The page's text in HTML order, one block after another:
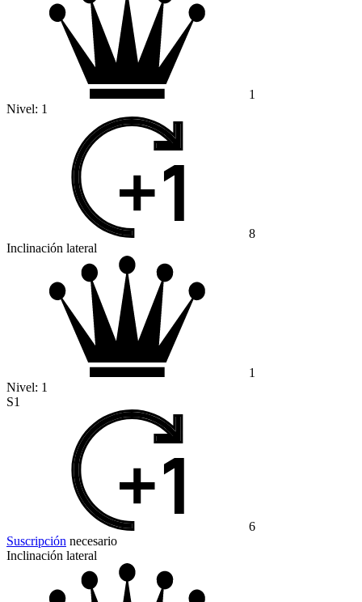
1
Nivel: 1
8
Inclinación lateral
1
Nivel: 1
S1
6
Suscripción necesario
Inclinación lateral